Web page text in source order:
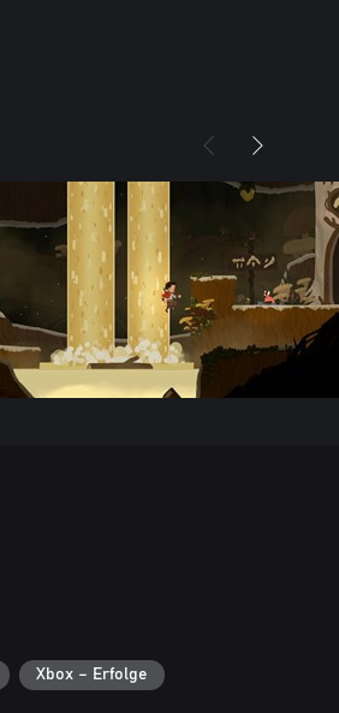
Xbox – Erfolge